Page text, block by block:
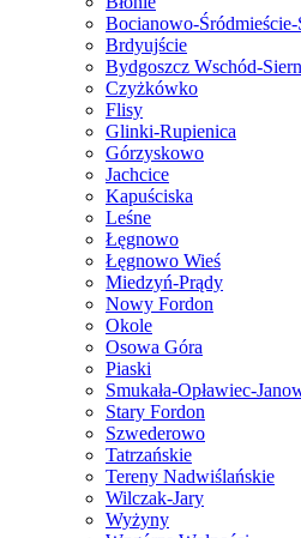
Bocianowo-Śródmieście-
Brdyujście
Bydgoszcz Wschód-
Czyżkówko
Flisy
Glinki-Rupienica
Górzyskowo
Jachcice
Kapuściska
Leśne
Łęgnowo
Łęgnowo Wieś
Miedzyń-Prądy
Nowy Fordon
Okole
Osowa Góra
Piaski
Smukała-Opławiec-
Stary Fordon
Szwederowo
Tatrzańskie
Tereny Nadwiślańskie
Wilczak-Jary
Wyżyny